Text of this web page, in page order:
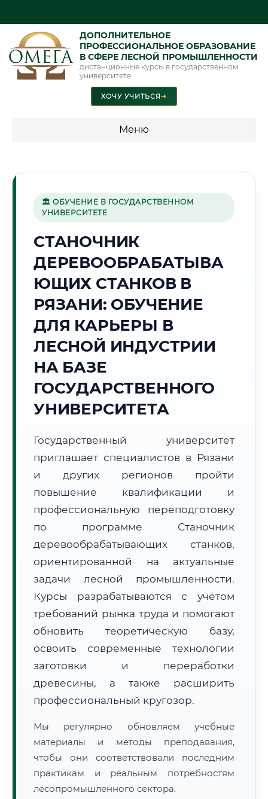
ДОПОЛНИТЕЛЬНОЕ
ПРОФЕССИОНАЛЬНОЕ ОБРАЗОВАНИЕ
В СФЕРЕ ЛЕСНОЙ ПРОМЫШЛЕННОСТИ
дистанционные курсы в государственном
университете
ХОЧУ УЧИТЬСЯ➜
Меню
промышленность"
🏰
Г. РЯЗАНЬ
Точное местное время:
16:42:48
Суббота, 8 Августа
Погода в г. Рязань: +24°C
🌅 Восход: 04:44
Световой день:15 ч. 25 мин.
Субъект:
Рязанская область
Тел. код:
+7 (4912)
Почтовые индексы:
390000–390999
🗺️ Зона обслуживания: г. Рязань
Расчет логистики оригиналов:
• Маршрут транзита:
~2 724 км
• Экспресс-доставка СДЭК / Почтой: 4–6 рабочих дней
🔍 Нажмите на документ для увеличения и просмотра
🏛 ОБУЧЕНИЕ В ГОСУДАРСТВЕННОМ
УНИВЕРСИТЕТЕ
СТАНОЧНИК
ДЕРЕВООБРАБАТЫВА
ЮЩИХ СТАНКОВ В
РЯЗАНИ: ОБУЧЕНИЕ
ДЛЯ КАРЬЕРЫ В
ЛЕСНОЙ ИНДУСТРИИ
НА БАЗЕ
ГОСУДАРСТВЕННОГО
УНИВЕРСИТЕТА
Государственный университет
приглашает специалистов в Рязани
и других регионов пройти
повышение квалификации и
профессиональную переподготовку
по программе Станочник
деревообрабатывающих станков,
ориентированной на актуальные
задачи лесной промышленности.
Курсы разрабатываются с учётом
требований рынка труда и помогают
обновить теоретическую базу,
освоить современные технологии
заготовки и переработки
древесины, а также расширить
профессиональный кругозор.
Мы регулярно обновляем учебные
материалы и методы преподавания,
чтобы они соответствовали последним
практикам и реальным потребностям
лесопромышленного сектора.